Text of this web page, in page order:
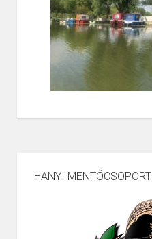
HANYI MENTŐCSOPORT